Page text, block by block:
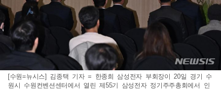
[수원=뉴시스] 김종택 기자 = 한종희 삼성전자 부회장이 20일 경기 수
원시 수원컨벤션센터에서 열린 제55기 삼성전자 정기주주총회에서 인